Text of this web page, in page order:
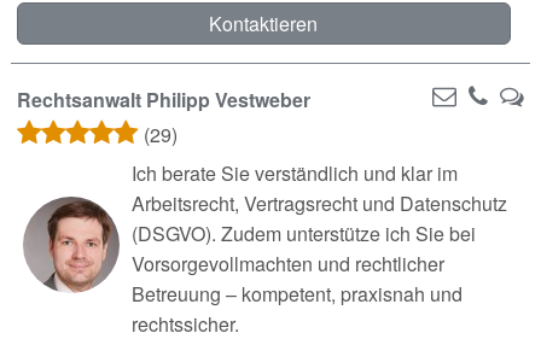
Kontaktieren
Rechtsanwalt Philipp Vestweber
(29)
Ich berate Sie verständlich und klar im
Arbeitsrecht, Vertragsrecht und Datenschutz
(DSGVO). Zudem unterstütze ich Sie bei
Vorsorgevollmachten und rechtlicher
Betreuung – kompetent, praxisnah und
rechtssicher.